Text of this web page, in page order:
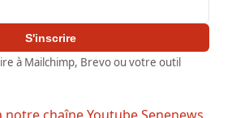
S'inscrire
à Mailchimp, Brevo ou votre outil